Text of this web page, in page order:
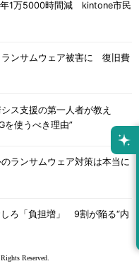
1万5000時間減 kintone市民
ランサムウェア被害に 復旧費
ス支援の第一人者が教え
を使うべき理由”
ランサムウェア対策は本当に
ろ「負担増」 9割が陥る“内
Reserved.